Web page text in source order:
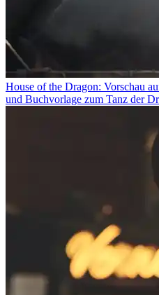
House of the Dragon: Vorschau
und Buchvorlage zum Tanz der